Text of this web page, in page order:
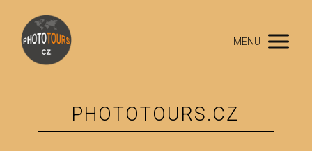
MENU
PHOTOTOURS.CZ